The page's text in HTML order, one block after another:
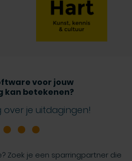
voor jouw
kan betekenen?
je uitdagingen!
Zoek je een sparringpartner die